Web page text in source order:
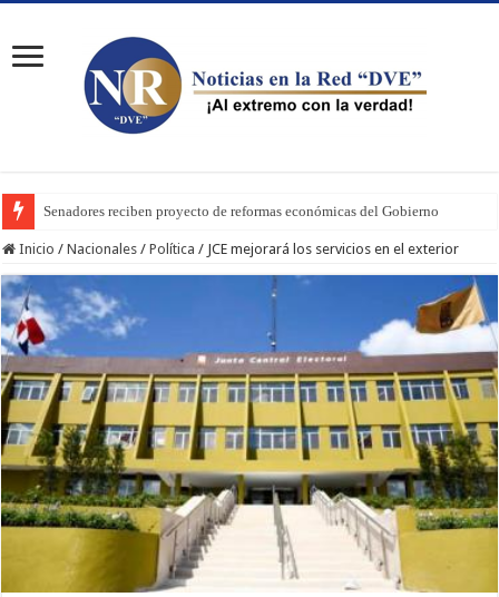
Senadores reciben proyecto de reformas económicas del Gobierno
Inicio / Nacionales / Política / JCE mejorará los servicios en el exterior